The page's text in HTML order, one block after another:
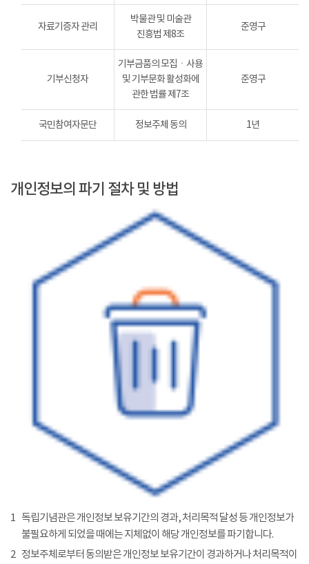
자료기증자 관리
박물관 및 미술관
진흥법 제8조
준영구
기부신청자
기부금품의 모집ㆍ사용
및 기부문화 활성화에
관한 법률 제7조
준영구
국민참여자문단 정보주체 동의 1년
개인정보의 파기 절차 및 방법
1 독립기념관은 개인정보 보유기간의 경과, 처리목적 달성 등 개인정보가
불필요하게 되었을 때에는 지체없이 해당 개인정보를 파기합니다.
2 정보주체로부터 동의받은 개인정보 보유기간이 경과하거나 처리목적이